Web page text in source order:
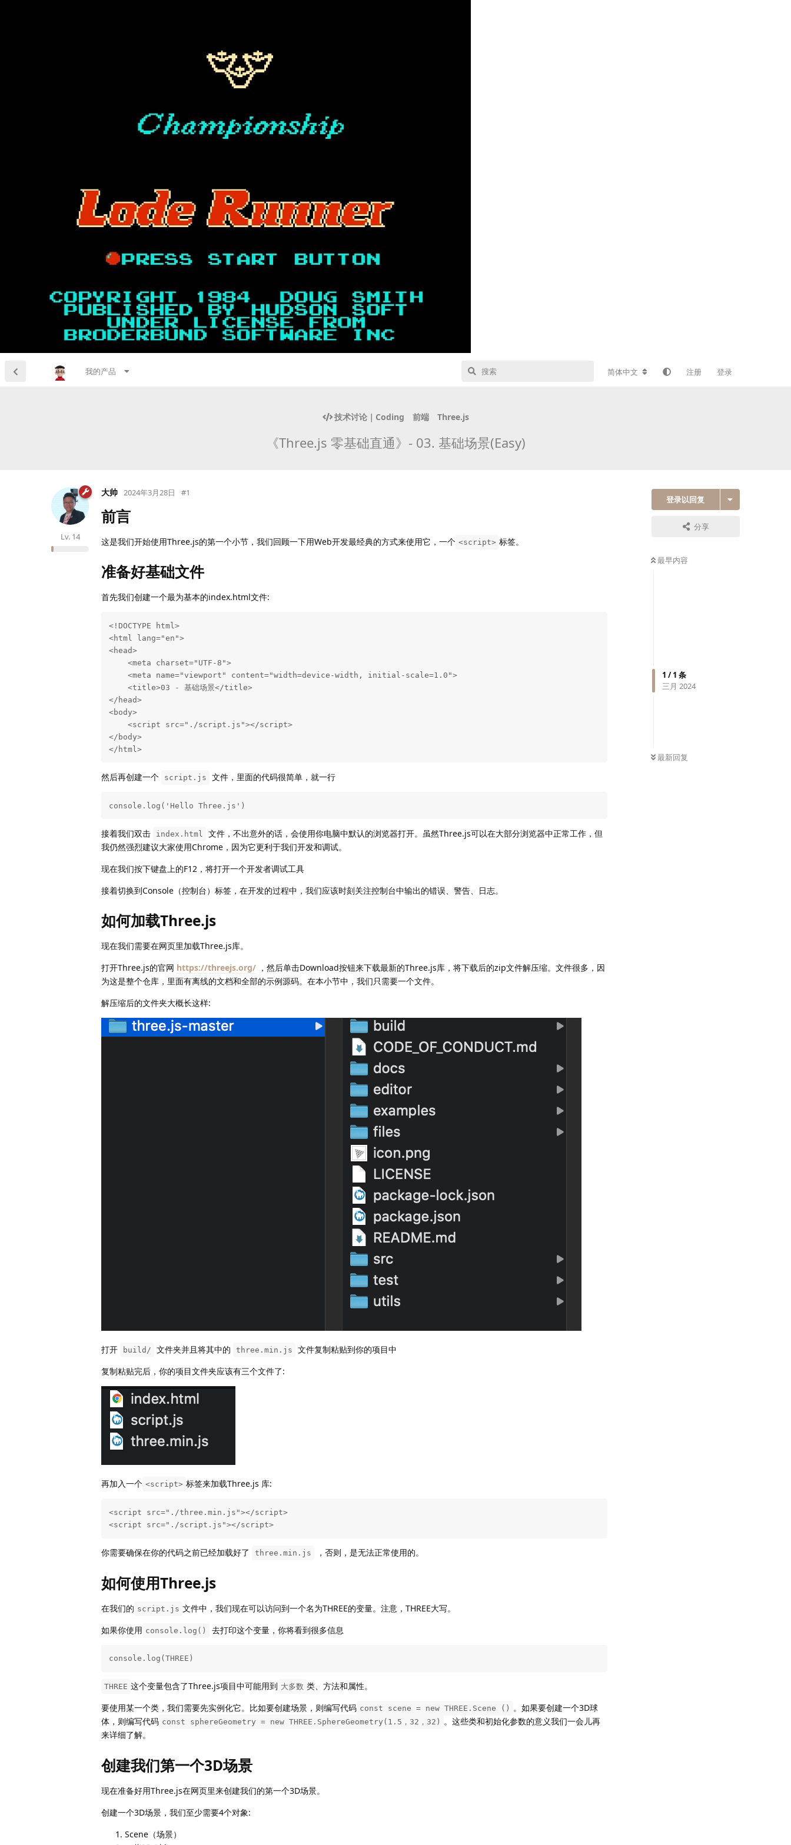
我的产品 简体中文 注册 登录
技术讨论｜Coding 前端 Three.js
《Three.js 零基础直通》- 03. 基础场景(Easy)
登录以回复
分享
最早内容
1 /1 条
三月 2024
最新回复
大帅
Lv. 14
2024年3月28日 #1
前言
这是我们开始使用Three.js的第一个小节，我们回顾一下用Web开发最经典的方式来使用它，一个 <script> 标签。
准备好基础文件
首先我们创建一个最为基本的index.html文件:
<!DOCTYPE html>
<html lang="en">
<head>
</head>
<body>
</body>
</html>
然后再创建一个 script.js 文件，里面的代码很简单，就一行
console.log('Hello Three.js')
接着我们双击 index.html
文件，不出意外的话，会使用你电脑中默认的浏览器打开。虽然Three.js可以在大部分浏览器中正常工作，但
我仍然强烈建议大家使用Chrome，因为它更利于我们开发和调试。
现在我们按下键盘上的F12，将打开一个开发者调试工具
接着切换到Console（控制台）标签，在开发的过程中，我们应该时刻关注控制台中输出的错误、警告、日志。
如何加载Three.js
现在我们需要在网页里加载Three.js库。
打开Three.js的官网 https://threejs.org/ ，然后单击Download按钮来下载最新的Three.js库，将下载后的zip文件解压缩。文件很多，因
为这是整个仓库，里面有离线的文档和全部的示例源码。在本小节中，我们只需要一个文件。
解压缩后的文件夹大概长这样:
打开 build/ 文件夹并且将其中的 three.min.js
文件复制粘贴到你的项目中
复制粘贴完后，你的项目文件夹应该有三个文件了:
再加入一个 <script> 标签来加载Three.js 库:
<script src="./three.min.js"></script>
<script src="./script.js"></script>
你需要确保在你的代码之前已经加载好了 three.min.js ，否则，是无法正常使用的。
如何使用Three.js
在我们的 script.js 文件中，我们现在可以访问到一个名为THREE的变量。注意，THREE大写。
如果你使用 console.log() 去打印这个变量，你将看到很多信息
console.log(THREE)
THREE 这个变量包含了Three.js项目中可能用到 大多数 类、方法和属性。
要使用某一个类，我们需要先实例化它。比如要创建场景，则编写代码 const scene = new THREE.Scene () 。如果要创建一个3D球
体，则编写代码 const sphereGeometry = new THREE.SphereGeometry(1.5，32，32) 。这些类和初始化参数的意义我们一会儿再
来详细了解。
创建我们第一个3D场景
现在准备好用Three.js在网页里来创建我们的第一个3D场景。
创建一个3D场景，我们至少需要4个对象:
Scene（场景）